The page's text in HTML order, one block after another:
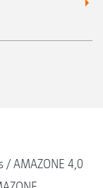
AMAZONE 4,0